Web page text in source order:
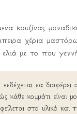
κουζίνας
χέρια
με το που
να διαφέρει
κάθε κομμάτι είναι
στο υλικό και